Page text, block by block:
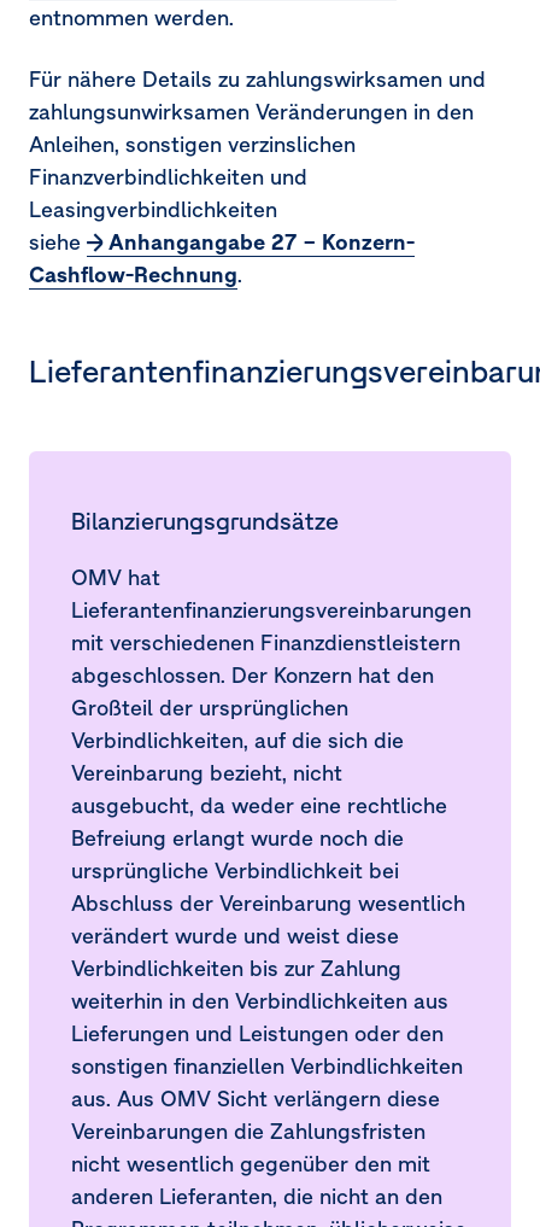
31. Saldierung von finanziellen Vermögenswerten und
finanziellen Verbindlichkeiten
32. Ergebnis aus Finanzinstrumenten
33. Anteilsbasierte Vergütungen
34. Aufwendungen Konzernabschlussprüfer
36. Ereignisse nach dem Bilanzstichtag
Aktiengesellschaft
entnommen werden.
Für nähere Details zu zahlungswirksamen und
zahlungsunwirksamen Veränderungen in den
Anleihen, sonstigen verzinslichen
Finanzverbindlichkeiten und
Leasingverbindlichkeiten
siehe
Anhangangabe 27 – Konzern-
Cashflow-Rechnung.
Bilanzierungsgrundsätze
OMV hat
Lieferantenfinanzierungsvereinbarungen
mit verschiedenen Finanzdienstleistern
abgeschlossen. Der Konzern hat den
Großteil der ursprünglichen
Verbindlichkeiten, auf die sich die
Vereinbarung bezieht, nicht
ausgebucht, da weder eine rechtliche
Befreiung erlangt wurde noch die
ursprüngliche Verbindlichkeit bei
Abschluss der Vereinbarung wesentlich
verändert wurde und weist diese
Verbindlichkeiten bis zur Zahlung
weiterhin in den Verbindlichkeiten aus
Lieferungen und Leistungen oder den
sonstigen finanziellen Verbindlichkeiten
aus. Aus OMV Sicht verlängern diese
Vereinbarungen die Zahlungsfristen
nicht wesentlich gegenüber den mit
anderen Lieferanten, die nicht an den